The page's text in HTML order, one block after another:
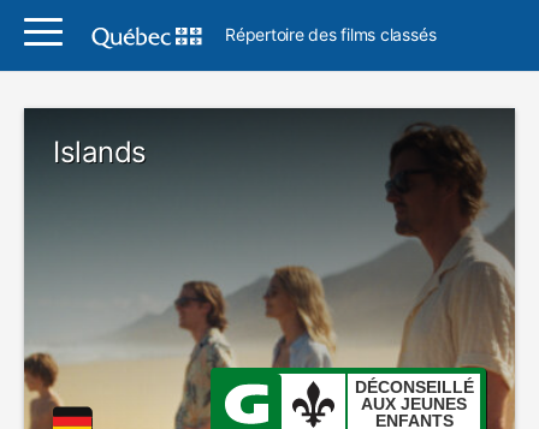
Répertoire des films classés
Islands
DÉCONSEILLÉ
AUX JEUNES
ENFANTS